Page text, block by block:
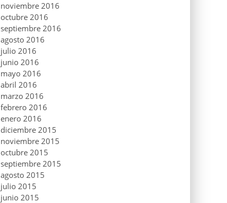
noviembre 2016
octubre 2016
septiembre 2016
agosto 2016
julio 2016
junio 2016
mayo 2016
abril 2016
marzo 2016
febrero 2016
enero 2016
diciembre 2015
noviembre 2015
octubre 2015
septiembre 2015
agosto 2015
julio 2015
junio 2015